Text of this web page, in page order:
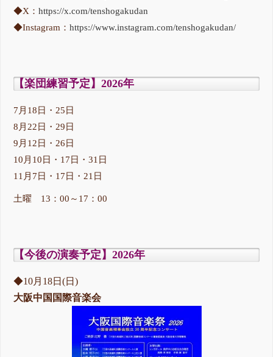
◆X：https://x.com/tenshogakudan
◆Instagram：https://www.instagram.com/tenshogakudan/
【楽団練習予定】2026年
7月18日・25日
8月22日・29日
9月12日・26日
10月10日・17日・31日
11月7日・17日・21日
土曜 13：00～17：00
【今後の演奏予定】2026年
◆10月18日(日)
大阪中国国際音楽会